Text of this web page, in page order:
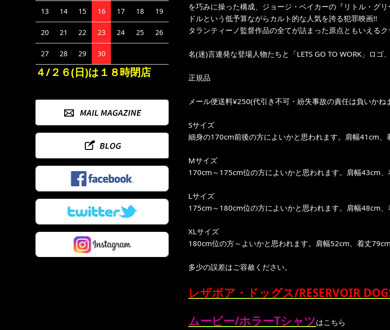
13 14 15 16 17 18 19
20 21 22 23 24 25 26
27 28 29 30
４/２６(日)は１８時閉店
を巧みに操った構成、ジョージ・ベイカーの『リトル・グ
ドルという低予算ながらカルト的な人気を誇る犯罪映画!!
タランティーノ監督作品の全てが詰まった原点ともいえる
名(迷)言連発な登場人物たちと「LETS GO TO WORK」ロゴ
正規品
メール便送料¥250(代引き不可・紛失事故の責任は負いかね
Sサイズ
細身の170cm前後の方によいかと思われます。肩幅41cm
Mサイズ
170cm～175cm位の方によいかと思われます。肩幅43cm
Lサイズ
175cm～180cm位の方によいかと思われます。肩幅48cm
XLサイズ
180cm位の方～よいかと思われます。肩幅52cm、着丈
多少の誤差はご容赦ください。
レザボア・ドッグス/RESERVOIR
ムービー/ホラーTシャツはこちら